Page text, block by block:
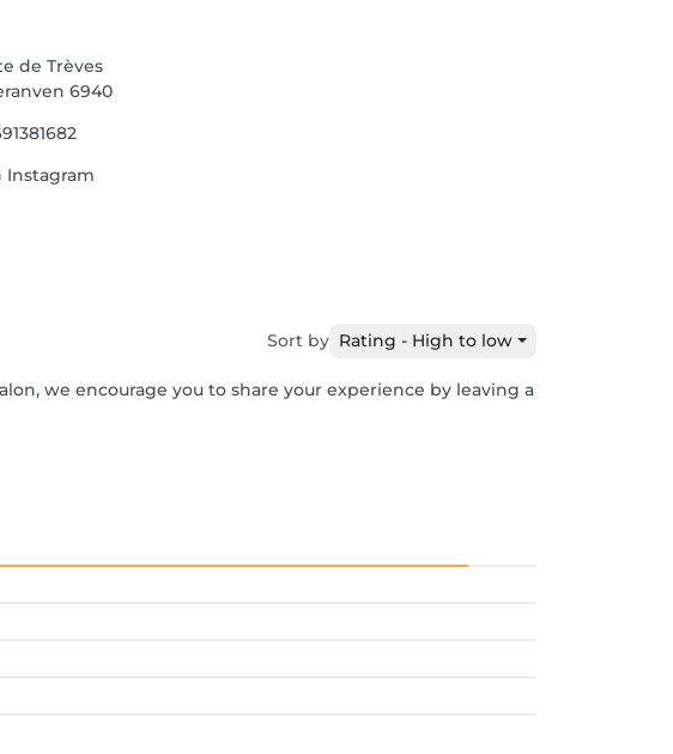
de Trèves
6940
Instagram
Sort by Rating - High to low
we encourage you to share your experience by leaving a